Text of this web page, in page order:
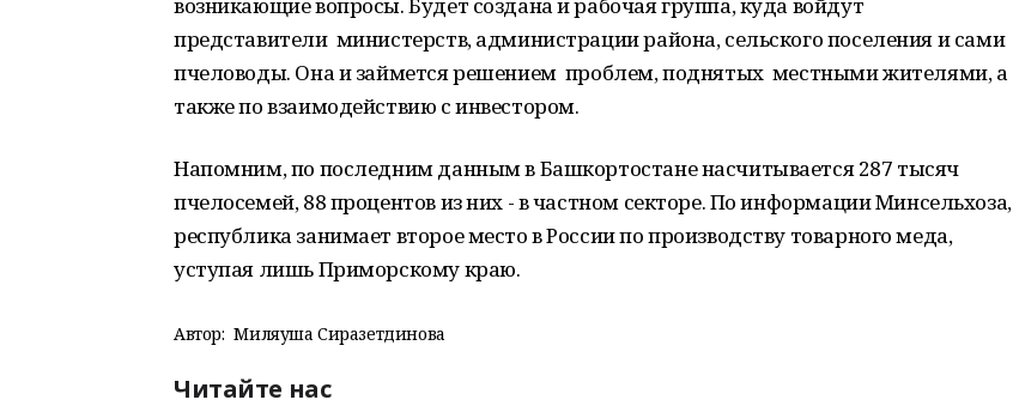
представители министерств, администрации района, сельского поселения и сами
пчеловоды. Она и займется решением проблем, поднятых местными жителями, а
также по взаимодействию с инвестором.
Напомним, по последним данным в Башкортостане насчитывается 287 тысяч
пчелосемей, 88 процентов из них - в частном секторе. По информации Минсельхоза,
республика занимает второе место в России по производству товарного меда,
уступая лишь Приморскому краю.
Автор: Миляуша Сиразетдинова
Читайте нас